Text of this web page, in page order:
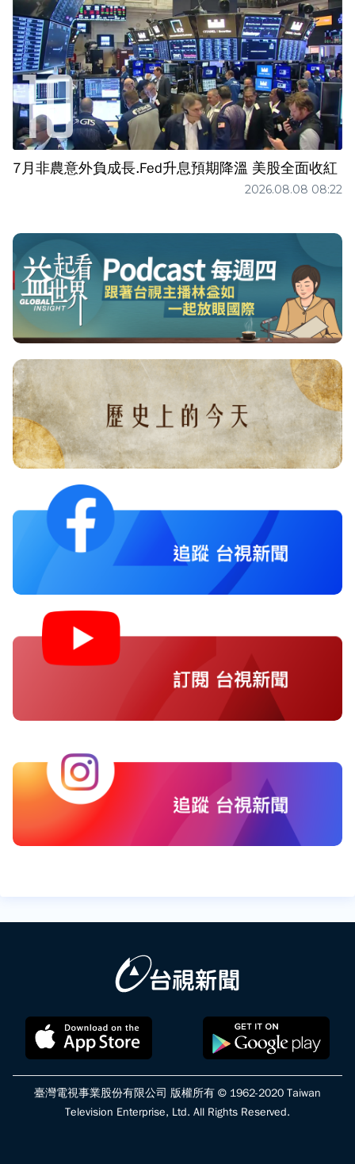
7月非農意外負成長.Fed升息預期降溫 美股全面收紅
2026.08.08 08:22
臺灣電視事業股份有限公司 版權所有 © 1962-2020 Taiwan
Television Enterprise, Ltd. All Rights Reserved.